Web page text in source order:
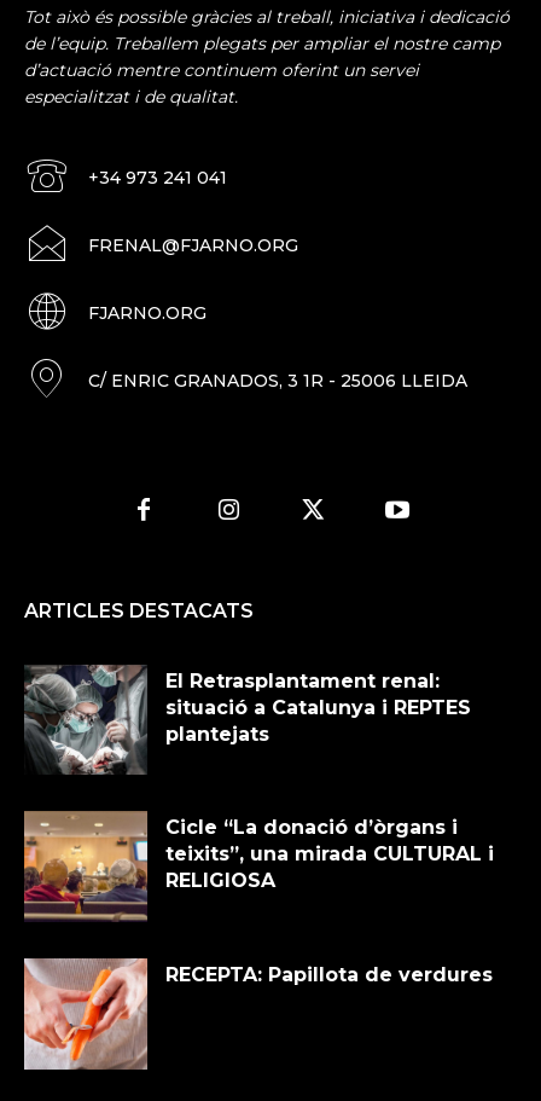
Tot això és possible gràcies al treball, iniciativa i dedicació
de l’equip. Treballem plegats per ampliar el nostre camp
d’actuació mentre continuem oferint un servei
especialitzat i de qualitat.
+34 973 241 041
FRENAL@FJARNO.ORG
FJARNO.ORG
C/ ENRIC GRANADOS, 3 1R - 25006 LLEIDA
ARTICLES DESTACATS
El Retrasplantament renal:
situació a Catalunya i REPTES
plantejats
Cicle “La donació d’òrgans i
teixits”, una mirada CULTURAL i
RELIGIOSA
RECEPTA: Papillota de verdures